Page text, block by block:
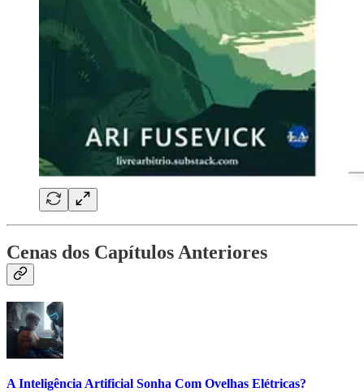
Cenas dos Capítulos Anteriores
A Inteligência Artificial Sonha Com Ovelhas Elétricas?